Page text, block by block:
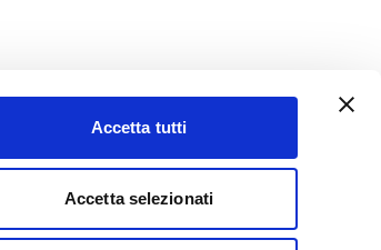
Accetta tutti
Accetta selezionati
YouTube
LinkedIn